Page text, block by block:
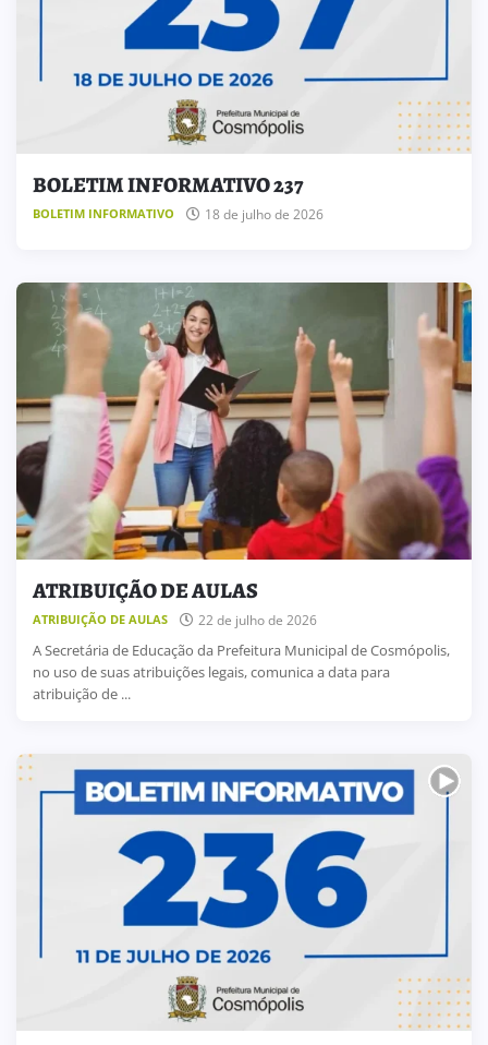
BOLETIM INFORMATIVO 237
BOLETIM INFORMATIVO 18 de julho de 2026
ATRIBUIÇÃO DE AULAS
ATRIBUIÇÃO DE AULAS 22 de julho de 2026
A Secretária de Educação da Prefeitura Municipal de Cosmópolis,
no uso de suas atribuições legais, comunica a data para
atribuição de ...